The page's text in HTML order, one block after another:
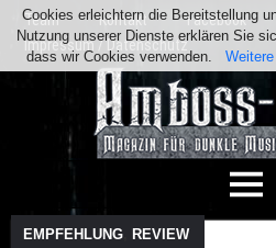
Team Kontakt Facebook
Impressum / Datenschutz
EMPFEHLUNG REVIEW
Cookies erleichtern die Bereitstellung
Nutzung unserer Dienste erklären Sie
dass wir Cookies verwenden.